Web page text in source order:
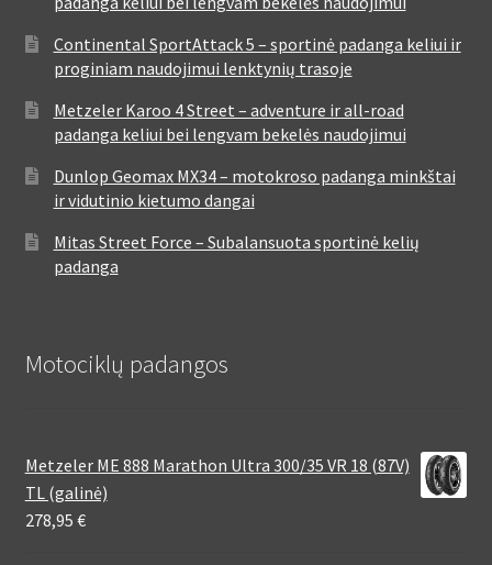
Continental SportAttack 5 – sportinė padanga keliui ir
proginiam naudojimui lenktynių trasoje
Metzeler Karoo 4 Street – adventure ir all-road
padanga keliui bei lengvam bekelės naudojimui
Dunlop Geomax MX34 – motokroso padanga minkštai
ir vidutinio kietumo dangai
Mitas Street Force – Subalansuota sportinė kelių
padanga
Motociklų padangos
Metzeler ME 888 Marathon Ultra 300/35 VR 18 (87V)
TL (galinė)
278,95 €